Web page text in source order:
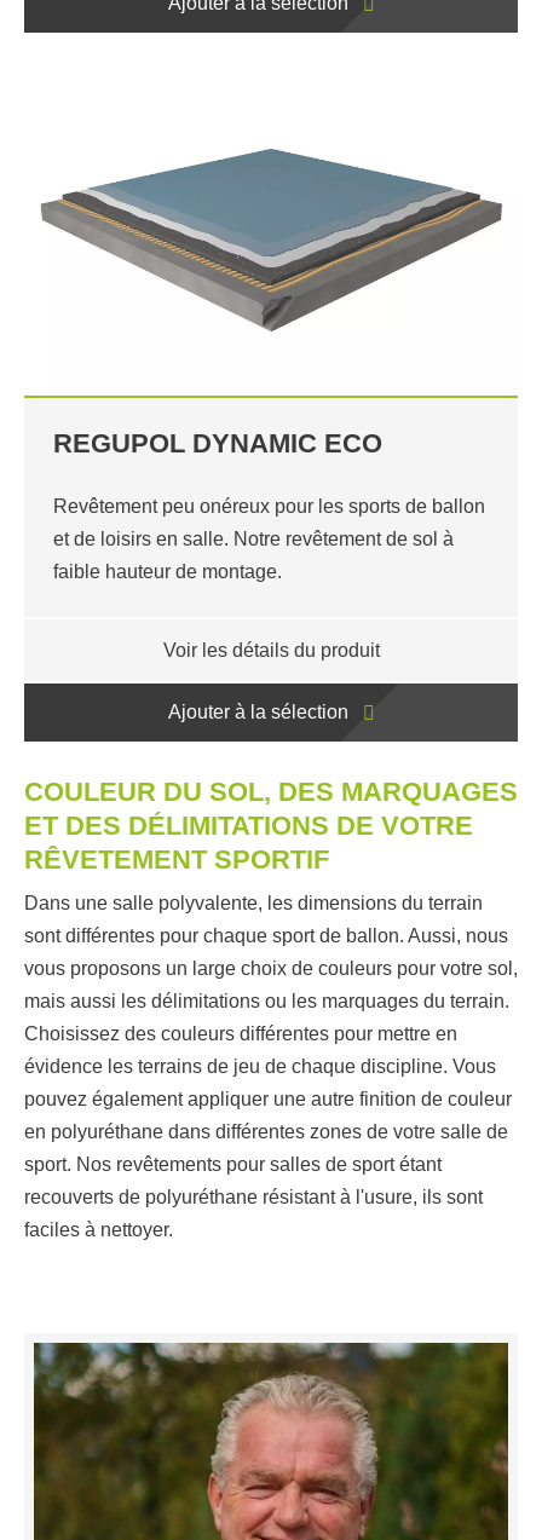
REGUPOL DYNAMIC ECO
Revêtement peu onéreux pour les sports de ballon
et de loisirs en salle. Notre revêtement de sol à
faible hauteur de montage.
Voir les détails du produit
Ajouter à la sélection
COULEUR DU SOL, DES MARQUAGES
ET DES DÉLIMITATIONS DE VOTRE
RÊVETEMENT SPORTIF
Dans une salle polyvalente, les dimensions du terrain
sont différentes pour chaque sport de ballon. Aussi, nous
vous proposons un large choix de couleurs pour votre sol,
mais aussi les délimitations ou les marquages du terrain.
Choisissez des couleurs différentes pour mettre en
évidence les terrains de jeu de chaque discipline. Vous
pouvez également appliquer une autre finition de couleur
en polyuréthane dans différentes zones de votre salle de
sport. Nos revêtements pour salles de sport étant
recouverts de polyuréthane résistant à l'usure, ils sont
faciles à nettoyer.